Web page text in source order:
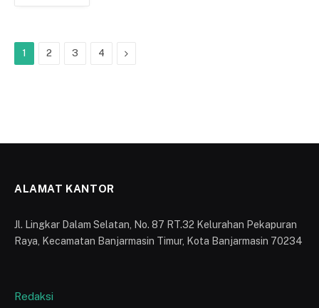
1 2 3 4 Next
ALAMAT KANTOR
Jl. Lingkar Dalam Selatan, No. 87 RT.32 Kelurahan Pekapuran
Raya, Kecamatan Banjarmasin Timur, Kota Banjarmasin 70234
Redaksi